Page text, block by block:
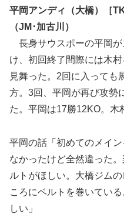
平岡アンディ（大橋）［
（JM･加古川）
長身サウスポーの平岡が
け、初回終了間際には木
見舞った。2回に入っても
方。3回、平岡が再び攻勢
た。平岡は17勝12KO。木
平岡の話「初めてのメイ
なかったけど全然違った
ルトがほしい。大橋ジム
ころにベルトを巻いてい
しい」